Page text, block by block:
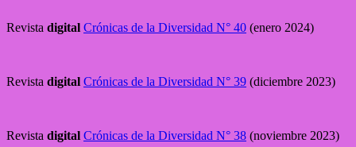
Revista digital Crónicas de la Diversidad N° 40 (enero 2024)
Revista digital Crónicas de la Diversidad N° 39 (diciembre 2023)
Revista digital Crónicas de la Diversidad N° 38 (noviembre 2023)